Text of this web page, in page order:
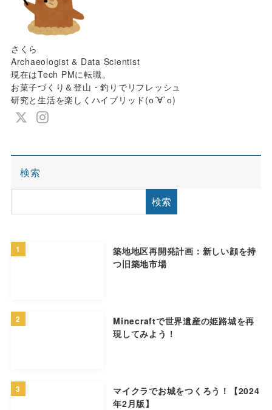
さくら
Archaeologist & Data Scientist
現在はTech PMに転職。
お菓子づくり＆登山・釣りでリフレッシュ
研究と生活を楽しくハイブリッド(о´∀`о)
検索
検索
1
築地地区再開発計画：新しい顔を持
つ旧築地市場
2
Minecraftで世界遺産の姫路城を再
現してみよう！
3
マイクラでお城をつくろう！【2024
年2月版】